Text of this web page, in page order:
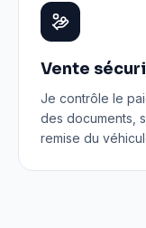
Vente
Je contrôle le
des documents,
remise du